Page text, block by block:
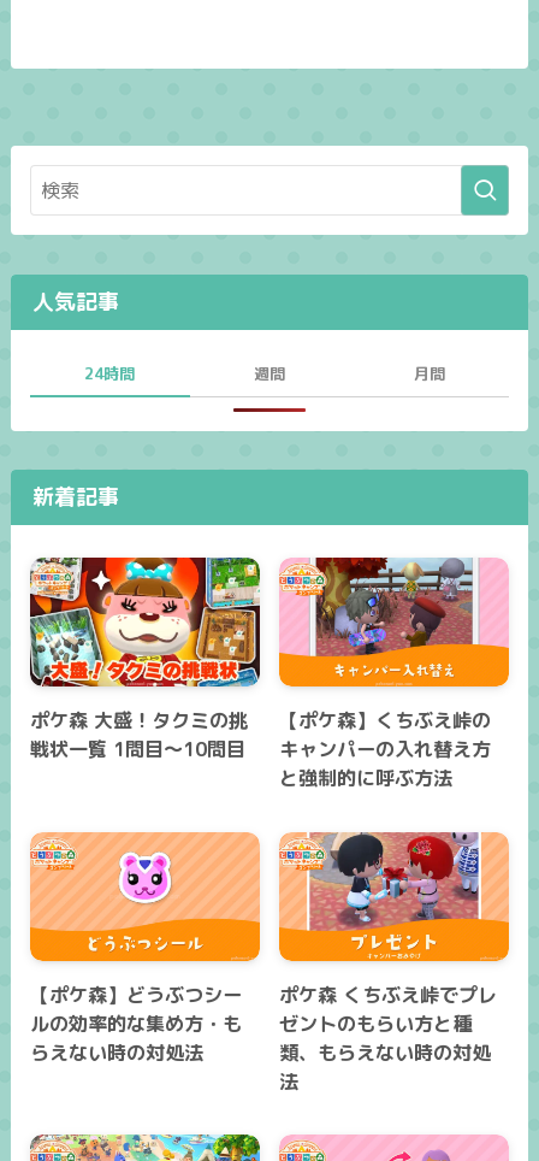
人気記事
24時間 週間 月間
新着記事
ポケ森 大盛！タクミの挑
戦状一覧 1問目～10問目
【ポケ森】くちぶえ峠の
キャンパーの入れ替え方
と強制的に呼ぶ方法
【ポケ森】どうぶつシー
ルの効率的な集め方・も
らえない時の対処法
ポケ森 くちぶえ峠でプレ
ゼントのもらい方と種
類、もらえない時の対処
法